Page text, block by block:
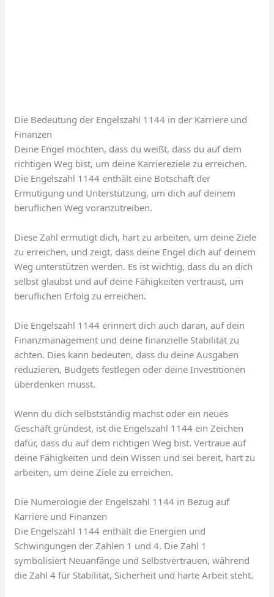
Die Bedeutung der Engelszahl 1144 in der Karriere und
Finanzen
Deine Engel möchten, dass du weißt, dass du auf dem
richtigen Weg bist, um deine Karriereziele zu erreichen.
Die Engelszahl 1144 enthält eine Botschaft der
Ermutigung und Unterstützung, um dich auf deinem
beruflichen Weg voranzutreiben.
Diese Zahl ermutigt dich, hart zu arbeiten, um deine Ziele
zu erreichen, und zeigt, dass deine Engel dich auf deinem
Weg unterstützen werden. Es ist wichtig, dass du an dich
selbst glaubst und auf deine Fähigkeiten vertraust, um
beruflichen Erfolg zu erreichen.
Die Engelszahl 1144 erinnert dich auch daran, auf dein
Finanzmanagement und deine finanzielle Stabilität zu
achten. Dies kann bedeuten, dass du deine Ausgaben
reduzieren, Budgets festlegen oder deine Investitionen
überdenken musst.
Wenn du dich selbstständig machst oder ein neues
Geschäft gründest, ist die Engelszahl 1144 ein Zeichen
dafür, dass du auf dem richtigen Weg bist. Vertraue auf
deine Fähigkeiten und dein Wissen und sei bereit, hart zu
arbeiten, um deine Ziele zu erreichen.
Die Numerologie der Engelszahl 1144 in Bezug auf
Karriere und Finanzen
Die Engelszahl 1144 enthält die Energien und
Schwingungen der Zahlen 1 und 4. Die Zahl 1
symbolisiert Neuanfänge und Selbstvertrauen, während
die Zahl 4 für Stabilität, Sicherheit und harte Arbeit steht.